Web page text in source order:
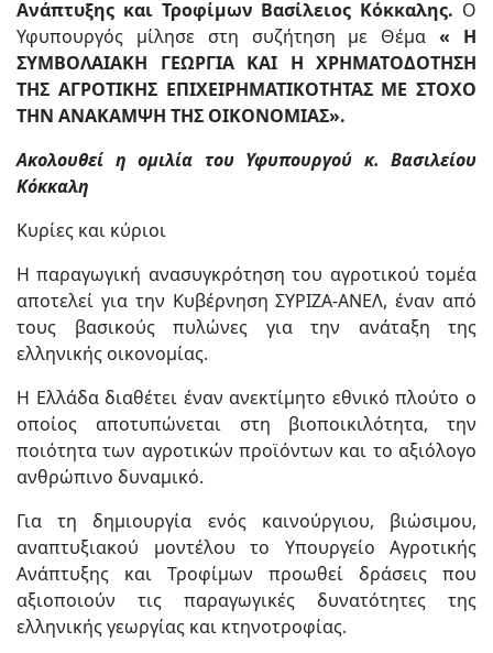
Ανάπτυξης και Τροφίμων Βασίλειος Κόκκαλης. Ο
Υφυπουργός μίλησε στη συζήτηση με Θέμα« Η
ΣΥΜΒΟΛΑΙΑΚΗ ΓΕΩΡΓΙΑ ΚΑΙ Η ΧΡΗΜΑΤΟΔΟΤΗΣΗ
ΤΗΣ ΑΓΡΟΤΙΚΗΣ ΕΠΙΧΕΙΡΗΜΑΤΙΚΟΤΗΤΑΣ ΜΕ ΣΤΟΧΟ
ΤΗΝ ΑΝΑΚΑΜΨΗ ΤΗΣ ΟΙΚΟΝΟΜΙΑΣ».
Ακολουθεί η ομιλία του Υφυπουργού κ. Βασιλείου
Κόκκαλη
Κυρίες και κύριοι
Η παραγωγική ανασυγκρότηση του αγροτικού τομέα
αποτελεί για την Κυβέρνηση ΣΥΡΙΖΑ-ΑΝΕΛ, έναν από
τους βασικούς πυλώνες για την ανάταξη της
ελληνικής οικονομίας.
Η Ελλάδα διαθέτει έναν ανεκτίμητο εθνικό πλούτο ο
οποίος αποτυπώνεται στη βιοποικιλότητα, την
ποιότητα των αγροτικών προϊόντων και το αξιόλογο
ανθρώπινο δυναμικό.
Για τη δημιουργία ενός καινούργιου, βιώσιμου,
αναπτυξιακού μοντέλου το Υπουργείο Αγροτικής
Ανάπτυξης και Τροφίμων προωθεί δράσεις που
αξιοποιούν τις παραγωγικές δυνατότητες της
ελληνικής γεωργίας και κτηνοτροφίας.